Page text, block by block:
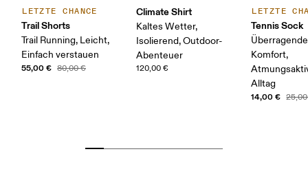
LETZTE CHANCE
Trail Shorts
Trail Running, Leicht,
Einfach verstauen
55,00 € 80,00 €
Climate Shirt
Kaltes Wetter,
Isolierend, Outdoor-
Abenteuer
120,00 €
LETZTE
Tennis Sock
Komfort,
Alltag
14,00 €